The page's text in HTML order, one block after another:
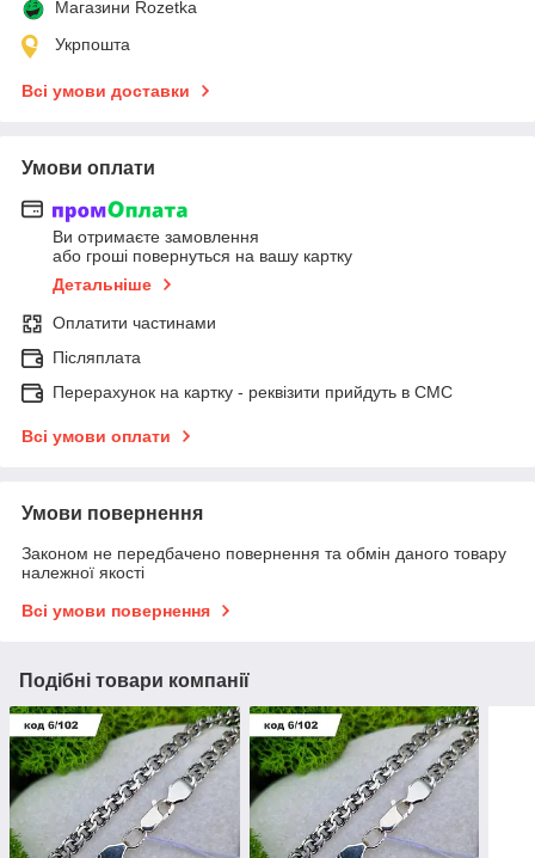
Магазини Rozetka
Укрпошта
Всі умови доставки
Умови оплати
Ви отримаєте замовлення
або гроші повернуться на вашу картку
Детальніше
Оплатити частинами
Післяплата
Перерахунок на картку - реквізити прийдуть в СМС
Всі умови оплати
Умови повернення
Законом не передбачено повернення та обмін даного товару
належної якості
Всі умови повернення
Подібні товари компанії